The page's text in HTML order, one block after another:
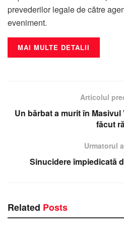
prevederilor legale de către
eveniment.
MAI MULTE DETALII
Articolul
Un bărbat a murit în
făcut
Urmatorul
Sinucidere împiedicată
Related Posts
STIRI BRAȘOV